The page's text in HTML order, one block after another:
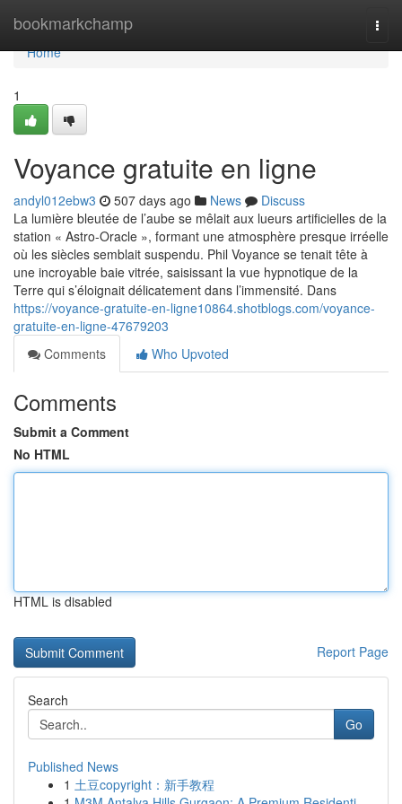
bookmarkchamp
Home
Home
1
Voyance gratuite en ligne
andyl012ebw3 507 days ago News
Discuss
La lumière bleutée de l’aube se mêlait aux lueurs artificielles de la
station « Astro-Oracle », formant une atmosphère presque irréelle
où les siècles semblait suspendu. Phil Voyance se tenait tête à
une incroyable baie vitrée, saisissant la vue hypnotique de la
Terre qui s’éloignait délicatement dans l’immensité. Dans
https://voyance-gratuite-en-ligne10864.shotblogs.com/voyance-
gratuite-en-ligne-47679203
Comments
Who Upvoted
Comments
Submit a Comment
No HTML
HTML is disabled
Report Page
Search
Go
Published News
1 土豆copyright：新手教程